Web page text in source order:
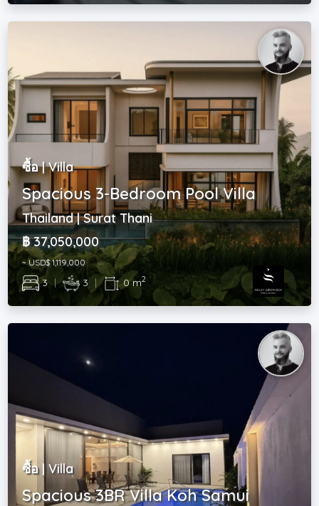
ซื้อ | Villa
Spacious 3-Bedroom Pool Villa
Thailand | Surat Thani
฿ 37,050,000
~ USD$ 1,119,000
3 | 3 | 0 m2
ซื้อ | Villa
Spacious 3BR Villa Koh Samui